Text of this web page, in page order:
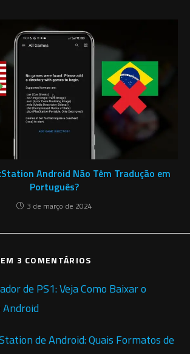
Android Não Têm Tradução em
Português?
3 de março de 2024
3 COMENTÁRIOS
de PS1: Veja Como Baixar o
de Android: Quais Formatos de